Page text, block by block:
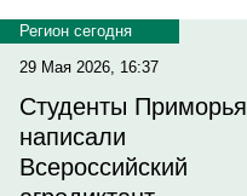
Регион сегодня
29 Мая 2026, 16:37
Студенты Приморья
написали
Всероссийский